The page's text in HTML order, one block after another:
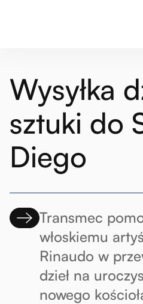
Wysyłka
sztuki do
Diego
Transmec
włoskiemu
Rinaudo w
dzieł na
nowego